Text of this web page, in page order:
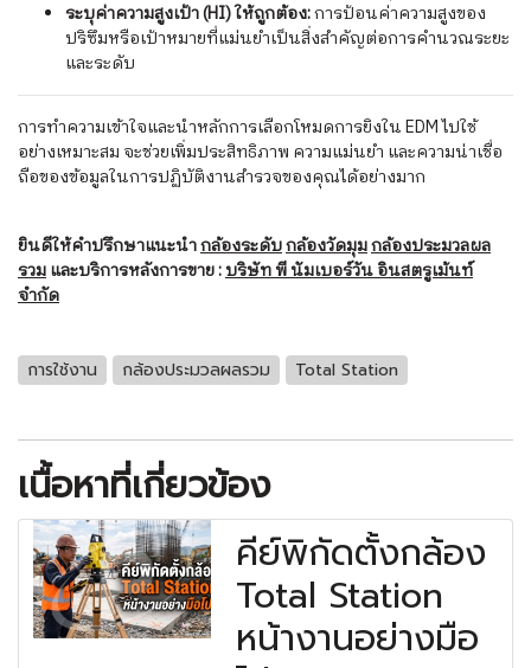
ระบุค่าความสูงเป้า (HI) ให้ถูกต้อง:การป้อนค่าความสูงของ
ปริซึมหรือเป้าหมายที่แม่นยำเป็นสิ่งสำคัญต่อการคำนวณระยะ
และระดับ
การทำความเข้าใจและนำหลักการเลือกโหมดการยิงใน EDM ไปใช้
อย่างเหมาะสม จะช่วยเพิ่มประสิทธิภาพ ความแม่นยำ และความน่าเชื่อ
ถือของข้อมูลในการปฏิบัติงานสำรวจของคุณได้อย่างมาก
ยินดีให้คำปรึกษาแนะนำกล้องระดับกล้องวัดมุมกล้องประมวลผล
รวมและบริการหลังการขาย :บริษัท พี นัมเบอร์วัน อินสตรูเม้นท์
จำกัด
การใช้งาน กล้องประมวลผลรวม Total Station
เนื้อหาที่เกี่ยวข้อง
คีย์พิกัดตั้งกล้อง
Total Station
หน้างานอย่างมือ